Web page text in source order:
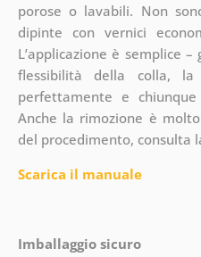
porose o lavabili. Non
dipinte con vernici
L’applicazione è semplice
flessibilità della colla,
perfettamente e
Anche la rimozione è
del procedimento, consulta
Scarica il manuale
Imballaggio sicuro